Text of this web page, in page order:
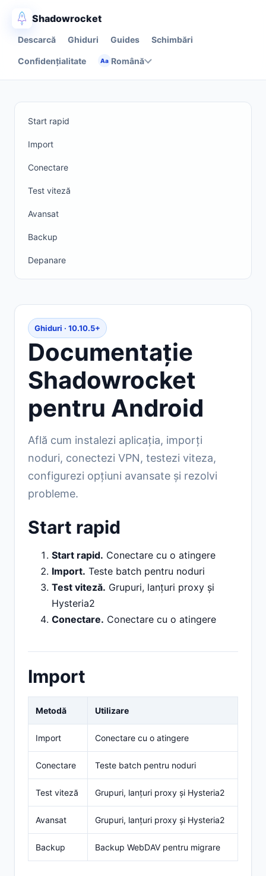
Shadowrocket
Descarcă Ghiduri Guides Schimbări
Confidențialitate Aa Română
Start rapid
Import
Conectare
Test viteză
Avansat
Backup
Depanare
Ghiduri · 10.10.5+
Documentație
Shadowrocket
pentru Android
Află cum instalezi aplicația, imporți
noduri, conectezi VPN, testezi viteza,
configurezi opțiuni avansate și rezolvi
probleme.
Start rapid
Start rapid. Conectare cu o atingere
Import. Teste batch pentru noduri
Test viteză. Grupuri, lanțuri proxy și
Hysteria2
Conectare. Conectare cu o atingere
Import
Metodă Utilizare
Import Conectare cu o atingere
Conectare Teste batch pentru noduri
Test viteză Grupuri, lanțuri proxy și Hysteria2
Avansat Grupuri, lanțuri proxy și Hysteria2
Backup Backup WebDAV pentru migrare